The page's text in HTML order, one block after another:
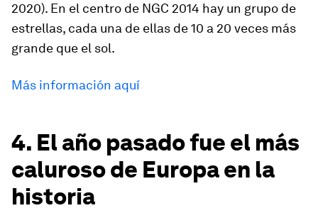
2020). En el centro de NGC 2014 hay un grupo de
estrellas, cada una de ellas de 10 a 20 veces más
grande que el sol.
Más información aquí
4. El año pasado fue el más
caluroso de Europa en la
historia